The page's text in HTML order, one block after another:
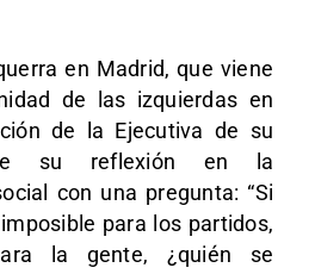
en Madrid, que viene
de las izquierdas en
de la Ejecutiva de su
su reflexión en la
con una pregunta: “Si
para los partidos,
la gente, ¿quién se